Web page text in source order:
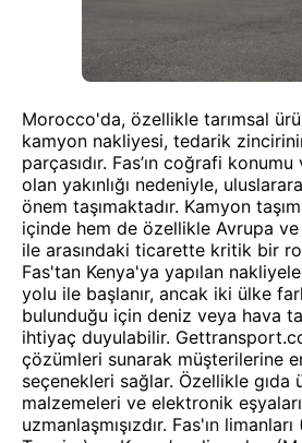
Morocco'da, özellikle tarımsal
kamyon nakliyesi, tedarik
parçasıdır. Fas’ın coğrafi
olan yakınlığı nedeniyle,
önem taşımaktadır. Kamyon
içinde hem de özellikle Avrupa
ile arasındaki ticarette kritik bir
Fas'tan Kenya'ya yapılan
yolu ile başlanır, ancak iki ülke
bulunduğu için deniz veya hava
ihtiyaç duyulabilir.
çözümleri sunarak müşterilerine
seçenekleri sağlar. Özellikle gıda
malzemeleri ve elektronik
uzmanlaşmışızdır. Fas'ın